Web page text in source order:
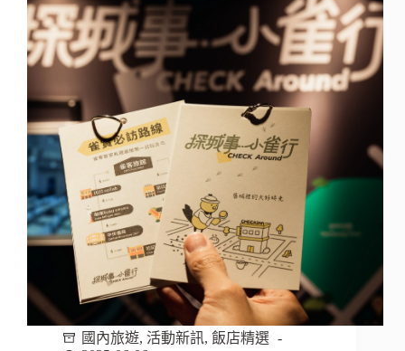
苑
全
包
式
感
奢
旅，
喚
南
國
渡
定
國內旅遊, 活動新訊, 飯店精選